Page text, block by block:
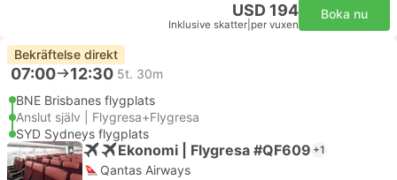
USD 194
Inklusive skatter per vuxen
Boka nu
Bekräftelse direkt
07:00 12:30 5t. 30m
BNE Brisbanes flygplats
Anslut själv | Flygresa+Flygresa
SYD Sydneys flygplats
Ekonomi | Flygresa #QF609 +1
Qantas Airways